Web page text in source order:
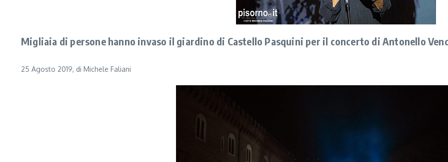
Migliaia di persone hanno invaso il giardino di Castello Pasquini per il concerto di Antonello
25 Agosto 2019, di Michele Faliani